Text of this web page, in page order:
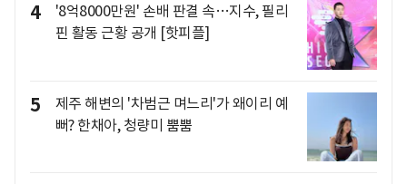
4
'8억8000만원' 손배 판결 속…지수, 필리
핀 활동 근황 공개 [핫피플]
5
제주 해변의 '차범근 며느리'가 왜이리 예
뻐? 한채아, 청량미 뿜뿜